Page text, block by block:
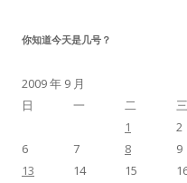
你知道今天是几号？
2009 年 9 月
日
一 二 三
1
2
6
7 8 9
13
14 15